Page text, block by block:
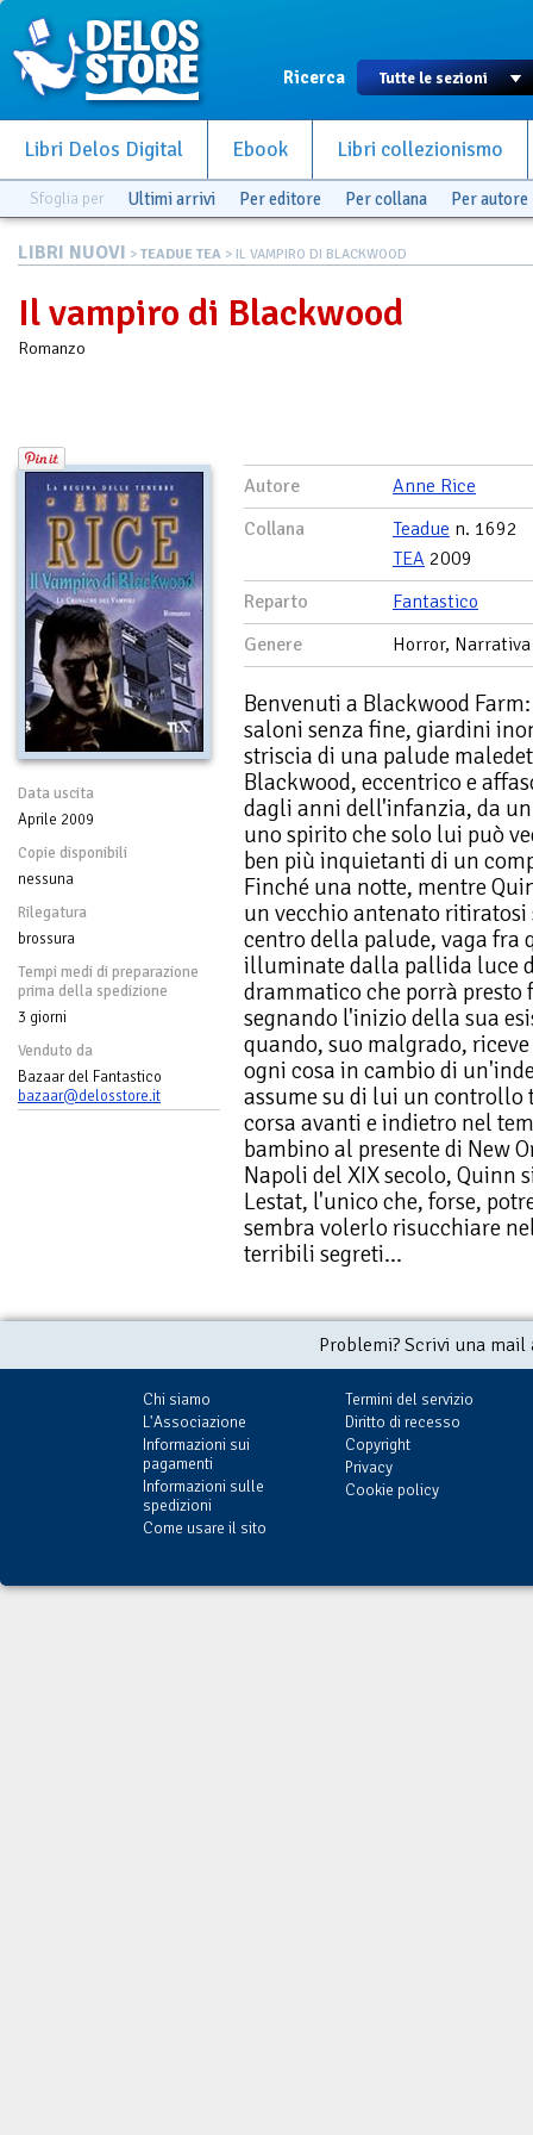
Ricerca
Libri Delos Digital Ebook Libri collezionismo
Sfoglia per Ultimi arrivi Per editore Per collana Per autore
LIBRI NUOVI > TEADUE TEA > IL VAMPIRO DI BLACKWOOD
Il vampiro di Blackwood
Romanzo
Data uscita
Aprile 2009
Copie disponibili
nessuna
Rilegatura
brossura
Tempi medi di preparazione
prima della spedizione
3 giorni
Venduto da
Bazaar del Fantastico
bazaar@delosstore.it
Autore
Anne Rice
Collana
Teadue n. 1692
TEA 2009
Reparto
Fantastico
Genere
Horror, Narrativa
Benvenuti a Blackwood
saloni senza fine, giardini
striscia di una palude
Blackwood, eccentrico e
dagli anni dell'infanzia, da
uno spirito che solo lui può
ben più inquietanti di un
Finché una notte, mentre
un vecchio antenato
centro della palude, vaga fra
illuminate dalla pallida luce
drammatico che porrà
segnando l'inizio della sua
quando, suo malgrado,
ogni cosa in cambio di
assume su di lui un
corsa avanti e indietro nel
bambino al presente di New
Napoli del XIX secolo, Quinn
Lestat, l'unico che, forse,
sembra volerlo risucchiare
terribili segreti...
Problemi? Scrivi una
Chi siamo
L'Associazione
Informazioni sui
pagamenti
Informazioni sulle
spedizioni
Come usare il sito
Termini del servizio
Diritto di recesso
Copyright
Privacy
Cookie policy